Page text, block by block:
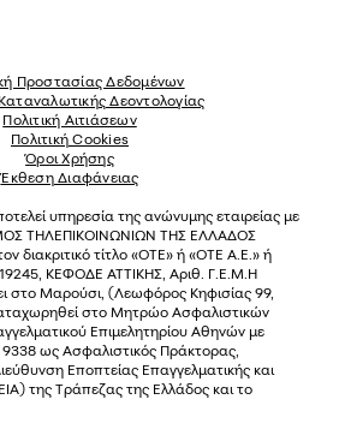
Προστασίας Δεδομένων
Δεοντολογίας
Πολιτική Αιτιάσεων
Πολιτική Cookies
Όροι Χρήσης
Έκθεση Διαφάνειας
υπηρεσία της ανώνυµης εταιρείας µε
ΤΗΛΕΠΙΚΟΙΝΩΝΙΩΝ ΤΗΣ ΕΛΛΑΔΟΣ
διακριτικό τίτλο «OTE» ή «ΟΤΕ Α.Ε.» ή
ΚΕΦΟΔΕ ΑΤΤΙΚΗΣ, Αριθ. Γ.Ε.Μ.Η
στο Μαρούσι, (Λεωφόρος Κηφισίας 99,
στο Μητρώο Ασφαλιστικών
Επιµελητηρίου Αθηνών µε
ως Ασφαλιστικός Πράκτορας,
Εποπτείας Επαγγελματικής και
της Τράπεζας της Ελλάδος και το